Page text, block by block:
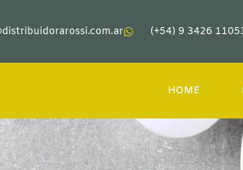
(+54) 9 3426
HOME